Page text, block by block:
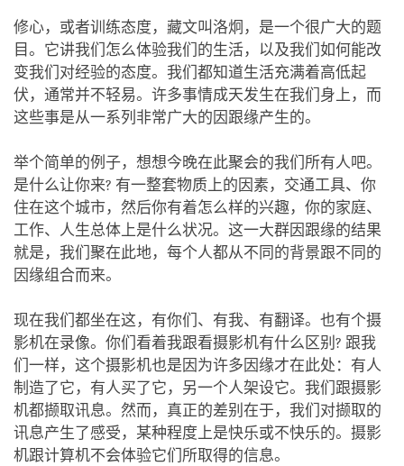
修心，或者训练态度，藏文叫洛炯，是一个很广大的题
目。它讲我们怎么体验我们的生活，以及我们如何能改
变我们对经验的态度。我们都知道生活充满着高低起
伏，通常并不轻易。许多事情成天发生在我们身上，而
这些事是从一系列非常广大的因跟缘产生的。
举个简单的例子，想想今晚在此聚会的我们所有人吧。
是什么让你来? 有一整套物质上的因素，交通工具、你
住在这个城市，然后你有着怎么样的兴趣，你的家庭、
工作、人生总体上是什么状况。这一大群因跟缘的结果
就是，我们聚在此地，每个人都从不同的背景跟不同的
因缘组合而来。
现在我们都坐在这，有你们、有我、有翻译。也有个摄
影机在录像。你们看着我跟看摄影机有什么区别? 跟我
们一样，这个摄影机也是因为许多因缘才在此处：有人
制造了它，有人买了它，另一个人架设它。我们跟摄影
机都撷取讯息。然而，真正的差别在于，我们对撷取的
讯息产生了感受，某种程度上是快乐或不快乐的。摄影
机跟计算机不会体验它们所取得的信息。